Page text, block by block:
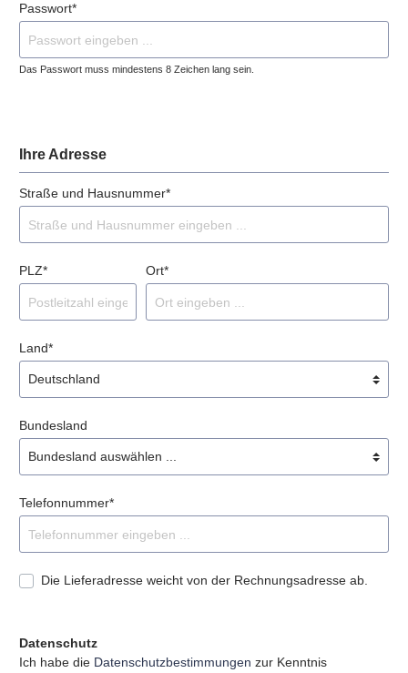
Passwort*
Das Passwort muss mindestens 8 Zeichen lang sein.
Ihre Adresse
Straße und Hausnummer*
PLZ* Ort*
Land*
Bundesland
Telefonnummer*
Die Lieferadresse weicht von der Rechnungsadresse ab.
Datenschutz
Ich habe die Datenschutzbestimmungen zur Kenntnis